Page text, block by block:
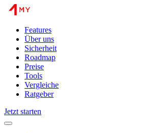
Features
Über uns
Sicherheit
Roadmap
Preise
Tools
Vergleiche
Ratgeber
Jetzt starten